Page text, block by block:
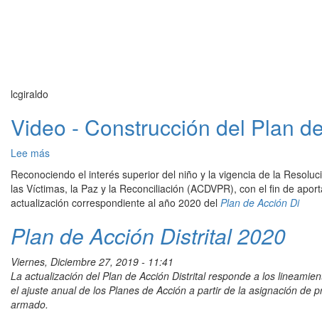
lcgiraldo
Video - Construcción del Plan
Lee más
-
Construcción
del
de
Distrital
(PAD)
2020
Reconociendo el interés superior del niño y la vigencia de la
las Víctimas, la Paz y la Reconciliación (ACDVPR), con el fin de
actualización correspondiente al año 2020 del Plan de Acción Di
Plan de Acción Distrital 2020
Viernes, Diciembre 27, 2019 - 11:41
La actualización del Plan de Acción Distrital responde a los
el ajuste anual de los Planes de Acción a partir de la asignación de
armado.